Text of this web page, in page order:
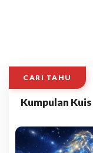
CARI TAHU
Kumpulan